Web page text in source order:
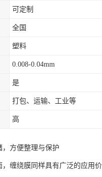
可定制
全国
塑料
0.008-0.04mm
是
打包、运输、工业等
高
，方便整理与保护
缠绕膜同样具有广泛的应用